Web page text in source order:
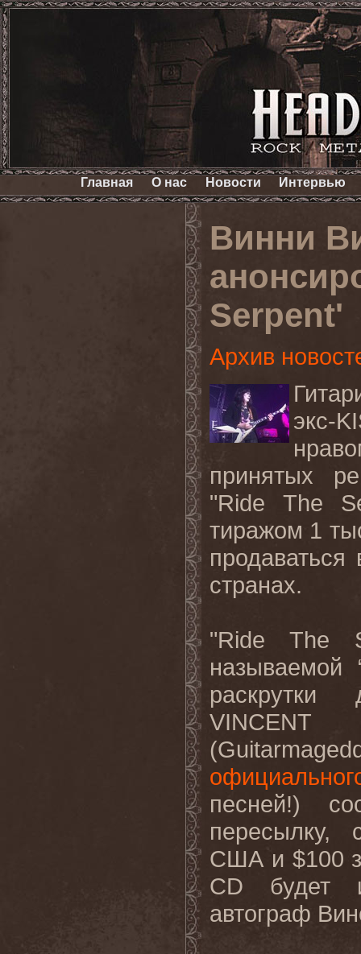
Главная О нас Новости Интервью
Винни
Serpent'
Архив
экс-
принятых
"Ride The
тиражом 1
странах.
"Ride The
называемой
раскрутки
песней!)
пересылку,
США и $100
CD будет
автограф